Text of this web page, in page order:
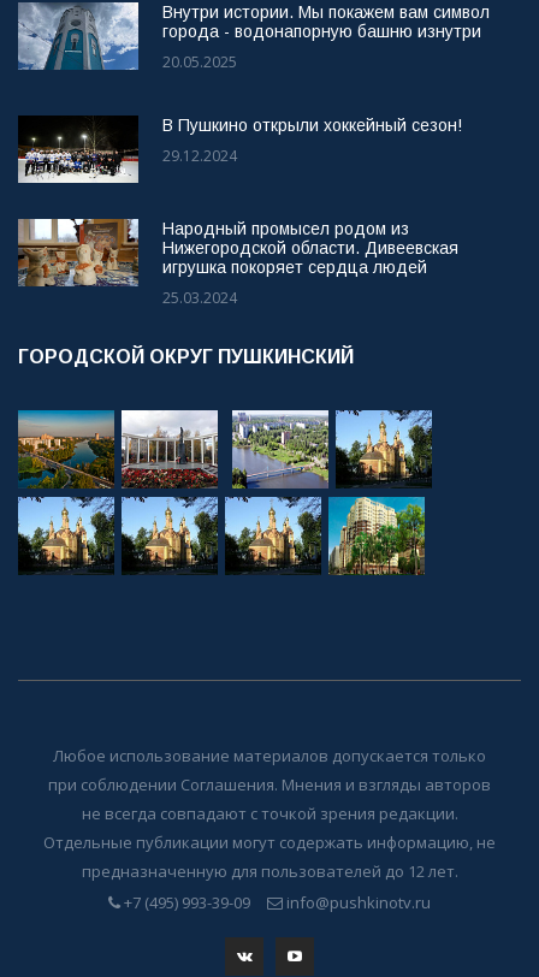
Внутри истории. Мы покажем вам символ
города - водонапорную башню изнутри
20.05.2025
В Пушкино открыли хоккейный сезон!
29.12.2024
Народный промысел родом из
Нижегородской области. Дивеевская
игрушка покоряет сердца людей
25.03.2024
ГОРОДСКОЙ ОКРУГ ПУШКИНСКИЙ
Любое использование материалов допускается только
при соблюдении Соглашения. Мнения и взгляды авторов
не всегда совпадают с точкой зрения редакции.
Отдельные публикации могут содержать информацию, не
предназначенную для пользователей до 12 лет.
+7 (495) 993-39-09
info@pushkinotv.ru